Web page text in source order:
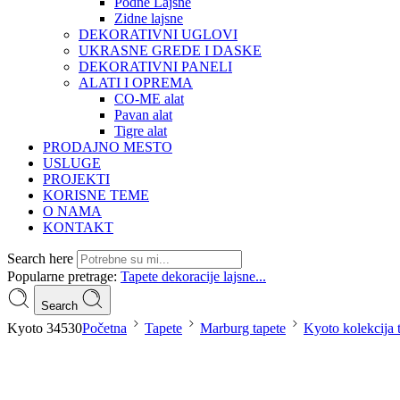
Zidne lajsne
DEKORATIVNI UGLOVI
UKRASNE GREDE I DASKE
DEKORATIVNI PANELI
ALATI I OPREMA
CO-ME alat
Pavan alat
Tigre alat
PRODAJNO MESTO
USLUGE
PROJEKTI
KORISNE TEME
O NAMA
KONTAKT
Search here
Popularne pretrage: Tapete dekoracije lajsne...
Search
Kyoto 34530Početna Tapete Marburg tapete Kyoto kolekcija